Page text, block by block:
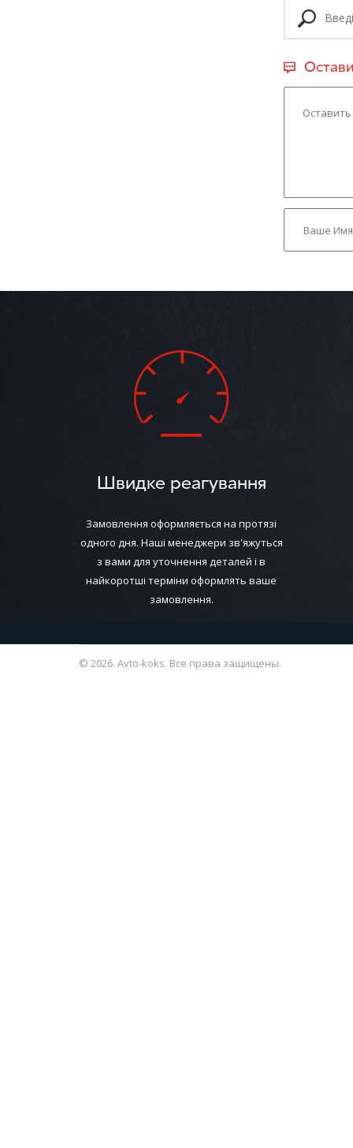
Швидке реагування
Замовлення оформляється на протязі
одного дня. Наші менеджери зв'яжуться
з вами для уточнення деталей і в
найкоротші терміни оформлять ваше
замовлення.
© 2026. Avto-koks. Все права защищены.